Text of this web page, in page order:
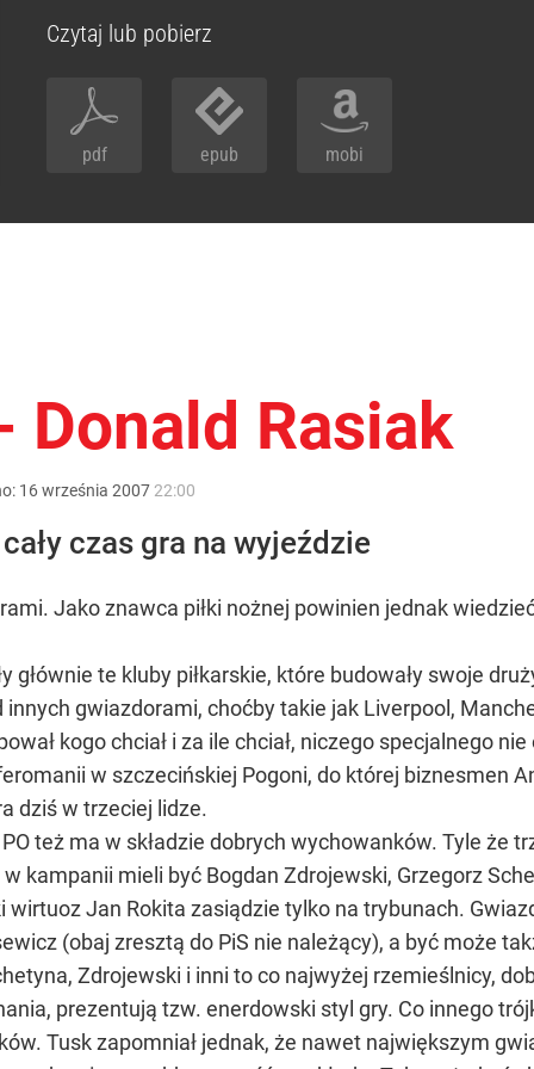
Czytaj lub pobierz
pdf epub mobi
Donald Rasiak
16września 2007 22:00
czas gra na wyjeździe
Jako znawca piłki nożnej powinien jednak
głównie te kluby piłkarskie, które budowały swoje
gwiazdorami, choćby takie jak Liverpool,
kogo chciał i za ile chciał, niczego specjalnego
w szczecińskiej Pogoni, do której biznesmen
dziś w trzeciej lidze.
też ma w składzie dobrych wychowanków. Tyle że
kampanii mieli być Bogdan Zdrojewski, Grzegorz
Jan Rokita zasiądzie tylko na trybunach.
(obaj zresztą do PiS nie należący), a być może
Zdrojewski i inni to co najwyżej rzemieślnicy,
prezentują tzw. enerdowski styl gry. Co innego
Tusk zapomniał jednak, że nawet największym